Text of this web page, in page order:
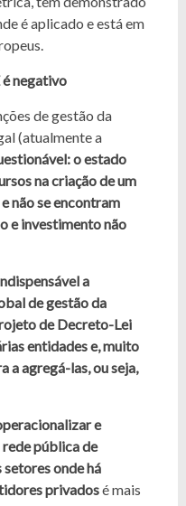
é aplicado e está em
é negativo
de gestão da
(atualmente a
o estado
na criação de um
não se encontram
e investimento não
a
de gestão da
de Decreto-Lei
entidades e, muito
a agregá-las, ou seja,
e
pública de
onde há
privadosé mais